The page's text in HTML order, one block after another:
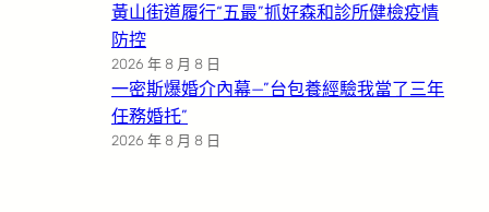
黃山街道履行“五最”抓好森和診所健檢疫情
防控
2026 年 8 月 8 日
一密斯爆婚介內幕—”台包養經驗我當了三年
任務婚托”
2026 年 8 月 8 日